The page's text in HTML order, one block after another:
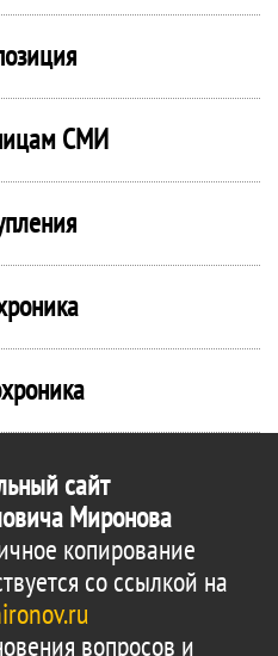
СМИ
сайт
Миронова
копирование
со ссылкой на
вопросов и